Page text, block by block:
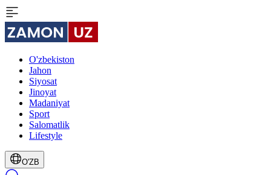
O'zbekiston
Jahon
Siyosat
Jinoyat
Madaniyat
Sport
Salomatlik
Lifestyle
O'ZB